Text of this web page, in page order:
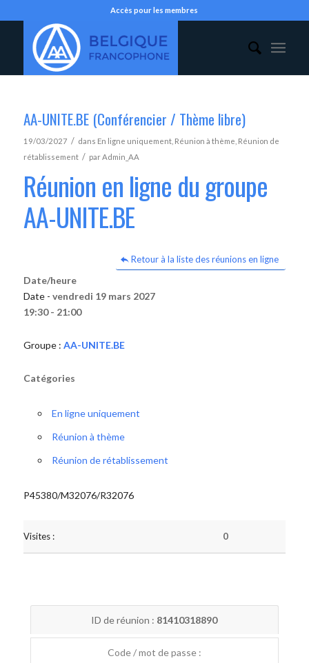
Accès pour les membres
AA-UNITE.BE (Conférencier / Thème libre)
19/03/2027 / dans En ligne uniquement, Réunion à thème Réunion de
rétablissement / parAdmin_AA
Réunion en ligne du groupe
AA-UNITE.BE
Retour à la liste des réunions en ligne
Date/heure
Date - vendredi 19 mars 2027
19:30 - 21:00
Groupe : AA-UNITE.BE
Catégories
En ligne uniquement
Réunion à thème
Réunion de rétablissement
P45380/M32076/R32076
Visites : 0
ID de réunion : 81410318890
Code / mot de passe :